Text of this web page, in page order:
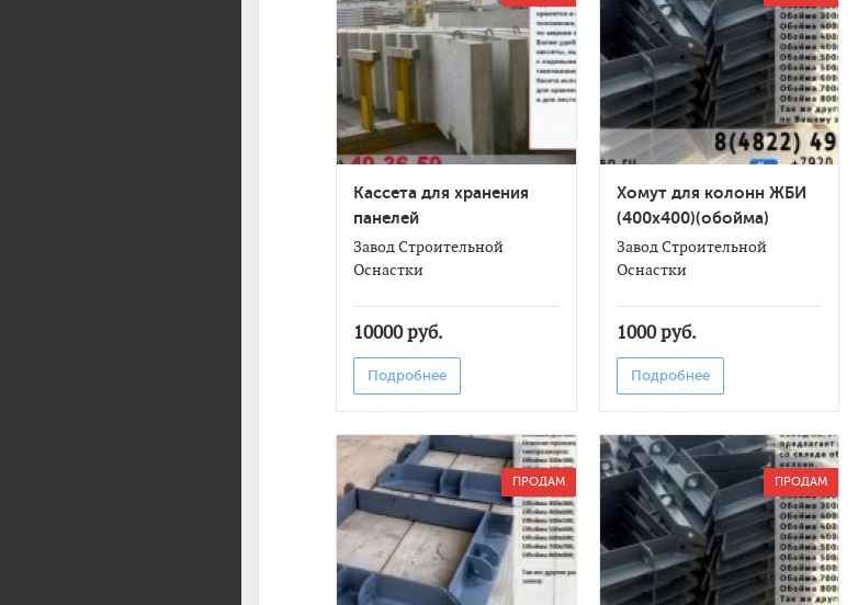
Кассета для хранения
панелей
Завод Строительной
Оснастки
10000 руб.
Подробнее
Хомут для колонн ЖБИ
(400х400)(обойма)
Завод Строительной
Оснастки
1000 руб.
Подробнее
ПРОДАМ ПРОДАМ